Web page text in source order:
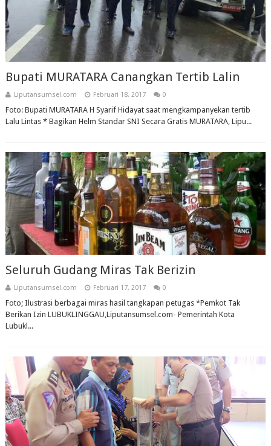
Bupati MURATARA Canangkan Tertib Lalin
Liputansumsel.com Februari 18, 2017 0
Foto: Bupati MURATARA H Syarif Hidayat saat mengkampanyekan tertib
Lalu Lintas * Bagikan Helm Standar SNI Secara Gratis MURATARA, Lipu...
Seluruh Gudang Miras Tak Berizin
Liputansumsel.com Februari 17, 2017 0
Foto; Ilustrasi berbagai miras hasil tangkapan petugas *Pemkot Tak
Berikan Izin LUBUKLINGGAU,Liputansumsel.com- Pemerintah Kota
Lubukl...